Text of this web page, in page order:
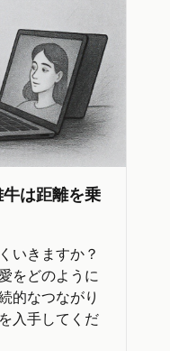
は距離を乗
いきますか？
をどのように
的なつながり
入手してくだ